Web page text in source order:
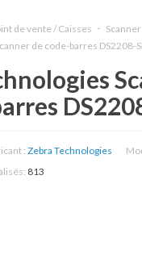
de vente / Caisses
de code-barres DS2208-
: Zebra Technologies
813